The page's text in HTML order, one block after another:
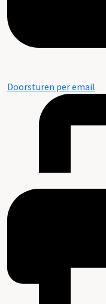
Doorsturen per email